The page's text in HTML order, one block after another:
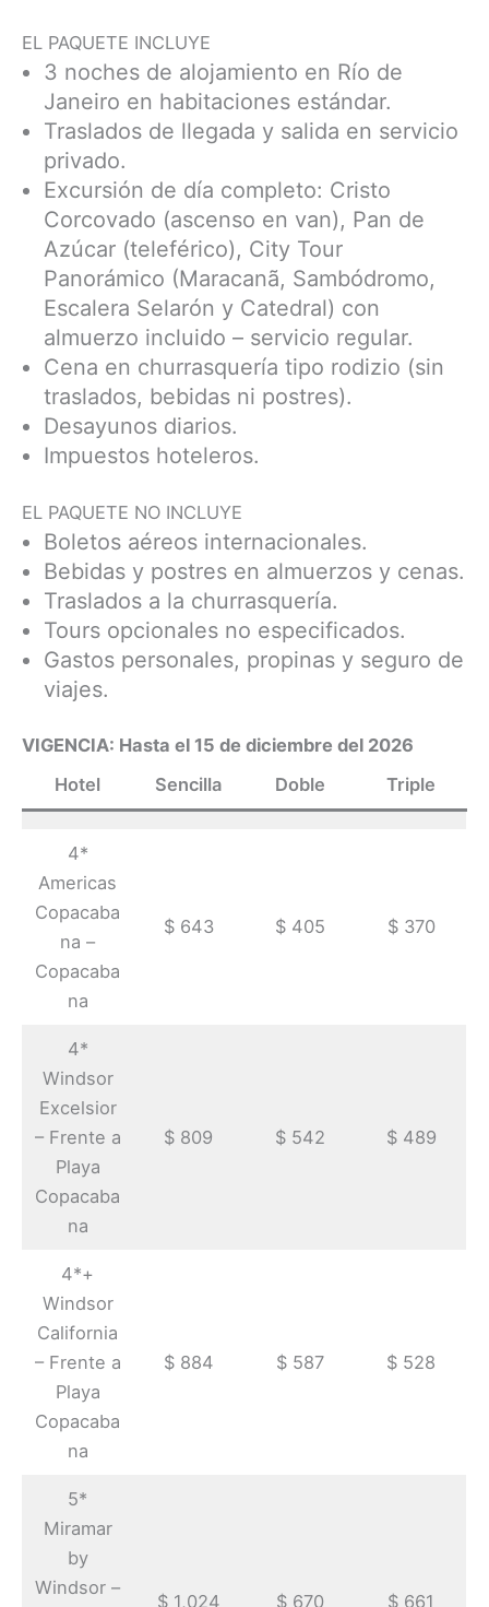
EL PAQUETE INCLUYE
3 noches de alojamiento en Río de
Janeiro en habitaciones estándar.
Traslados de llegada y salida en servicio
privado.
Excursión de día completo: Cristo
Corcovado (ascenso en van), Pan de
Azúcar (teleférico), City Tour
Panorámico (Maracanã, Sambódromo,
Escalera Selarón y Catedral) con
almuerzo incluido – servicio regular.
Cena en churrasquería tipo rodizio (sin
traslados, bebidas ni postres).
Desayunos diarios.
Impuestos hoteleros.
EL PAQUETE NO INCLUYE
Boletos aéreos internacionales.
Bebidas y postres en almuerzos y cenas.
Traslados a la churrasquería.
Tours opcionales no especificados.
Gastos personales, propinas y seguro de
viajes.
VIGENCIA: Hasta el 15 de diciembre del 2026
Hotel
Sencilla Doble Triple
4*
Americas
Copacaba
na –
Copacaba
na
$ 643 $ 405 $ 370
4*
Windsor
Excelsior
– Frente a
Playa
Copacaba
na
$ 809 $ 542 $ 489
4*+
Windsor
California
– Frente a
Playa
Copacaba
na
$ 884 $ 587 $ 528
5*
Miramar
by
Windsor –
$ 1,024 $ 670 $ 661